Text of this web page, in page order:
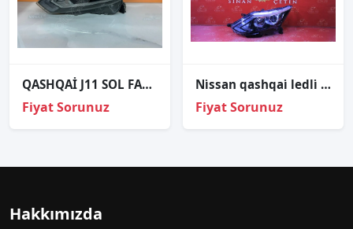
QASHQAİ J11 SOL FAR ORJİNAL
Fiyat Sorunuz
Ni̇ssan qashqai̇ ledli̇ sol far sıfır orj
Fiyat Sorunuz
Hakkımızda